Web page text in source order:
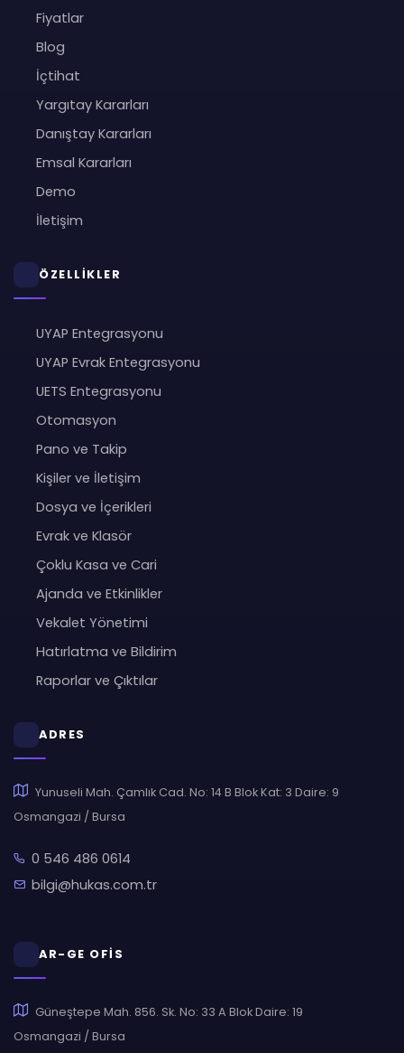
Fiyatlar
Blog
İçtihat
Yargıtay Kararları
Danıştay Kararları
Emsal Kararları
Demo
İletişim
ÖZELLİKLER
UYAP Entegrasyonu
UYAP Evrak Entegrasyonu
UETS Entegrasyonu
Otomasyon
Pano ve Takip
Kişiler ve İletişim
Dosya ve İçerikleri
Evrak ve Klasör
Çoklu Kasa ve Cari
Ajanda ve Etkinlikler
Vekalet Yönetimi
Hatırlatma ve Bildirim
Raporlar ve Çıktılar
ADRES
Yunuseli Mah. Çamlık Cad. No: 14 B Blok Kat: 3 Daire: 9
Osmangazi / Bursa
0 546 486 0614
bilgi@hukas.com.tr
AR-GE OFİS
Güneştepe Mah. 856. Sk. No: 33 A Blok Daire: 19
Osmangazi / Bursa